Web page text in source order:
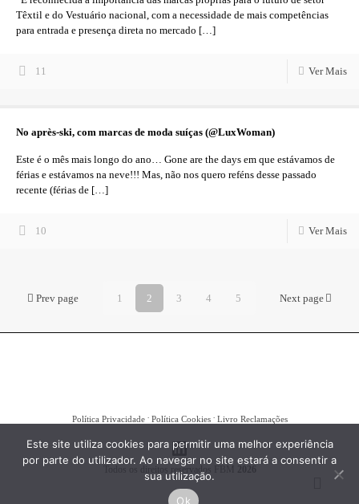
Têxtil e do Vestuário nacional, com a necessidade de mais competências
para entrada e presença direta no mercado […]
11 Ver Mais
No après-ski, com marcas de moda suíças (@LuxWoman)
Este é o mês mais longo do ano… Gone are the days em que estávamos de
férias e estávamos na neve!!! Mas, não nos quero reféns desse passado
recente (férias de […]
10 Ver Mais
Prev page 1 2 3 4 5 Next page
Política Privacidade . Política Cookies . Livro Reclamações
Linkedin
Todos os direitos reservados FBM
Este site utiliza cookies para permitir uma melhor experiência
por parte do utilizador. Ao navegar no site estará a consentir a
sua utilização.
Ok